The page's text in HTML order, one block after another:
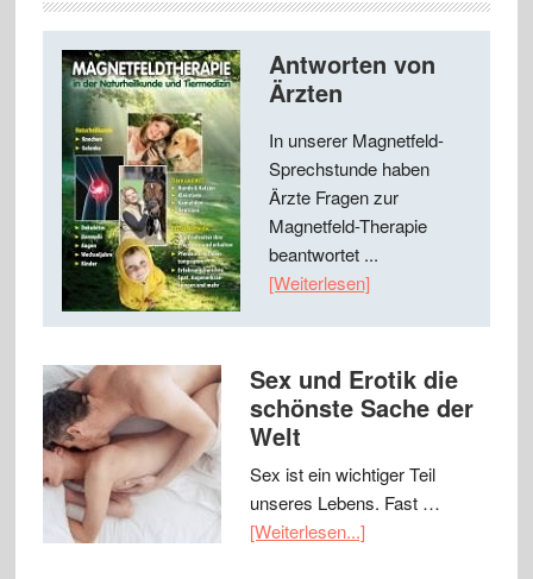
Antworten von
Ärzten
In unserer Magnetfeld-
Sprechstunde haben
Ärzte Fragen zur
Magnetfeld-Therapie
beantwortet ...
[Weiterlesen]
Sex und Erotik die
schönste Sache der
Welt
Sex ist ein wichtiger Teil
unseres Lebens. Fast …
[Weiterlesen...]